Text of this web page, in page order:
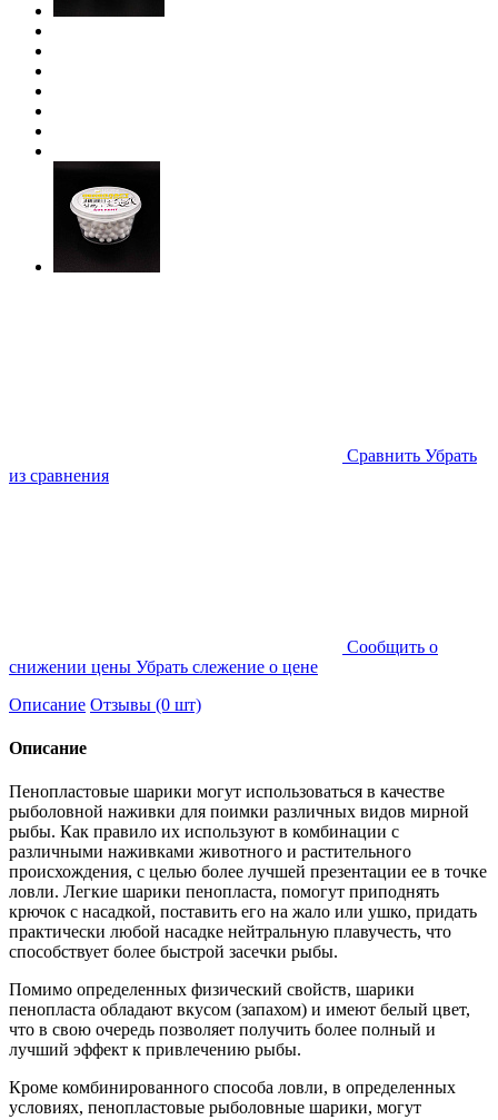
Cравнить Убрать
из сравнения
Cообщить о
снижении цены Убрать слежение о цене
Описание Отзывы (0 шт)
Описание
Пенопластовые шарики могут использоваться в качестве
рыболовной наживки для поимки различных видов мирной
рыбы. Как правило их используют в комбинации с
различными наживками животного и растительного
происхождения, с целью более лучшей презентации ее в точке
ловли. Легкие шарики пенопласта, помогут приподнять
крючок с насадкой, поставить его на жало или ушко, придать
практически любой насадке нейтральную плавучесть, что
способствует более быстрой засечки рыбы.
Помимо определенных физический свойств, шарики
пенопласта обладают вкусом (запахом) и имеют белый цвет,
что в свою очередь позволяет получить более полный и
лучший эффект к привлечению рыбы.
Кроме комбинированного способа ловли, в определенных
условиях, пенопластовые рыболовные шарики, могут